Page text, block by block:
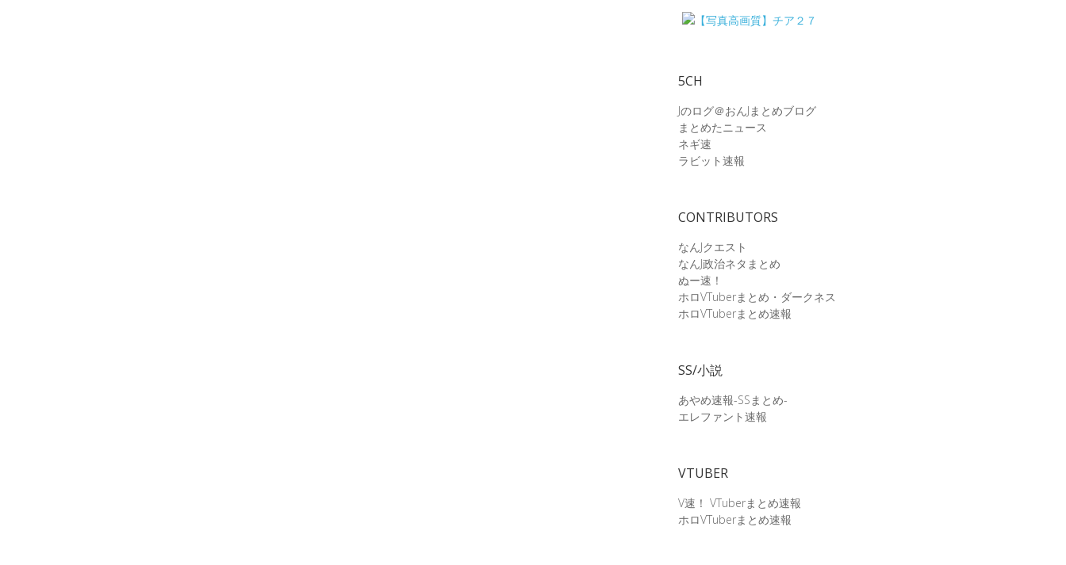
5CH
Jのログ＠おんJまとめブログ
まとめたニュース
ネギ速
ラビット速報
CONTRIBUTORS
なんJクエスト
なんJ政治ネタまとめ
ぬー速！
ホロVTuberまとめ・ダークネス
ホロVTuberまとめ速報
SS/小説
あやめ速報-SSまとめ-
エレファント速報
VTUBER
V速！ VTuberまとめ速報
ホロVTuberまとめ速報